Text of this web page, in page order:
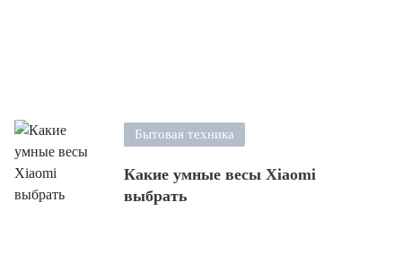
Бытовая техника
Какие умные весы Xiaomi
выбрать